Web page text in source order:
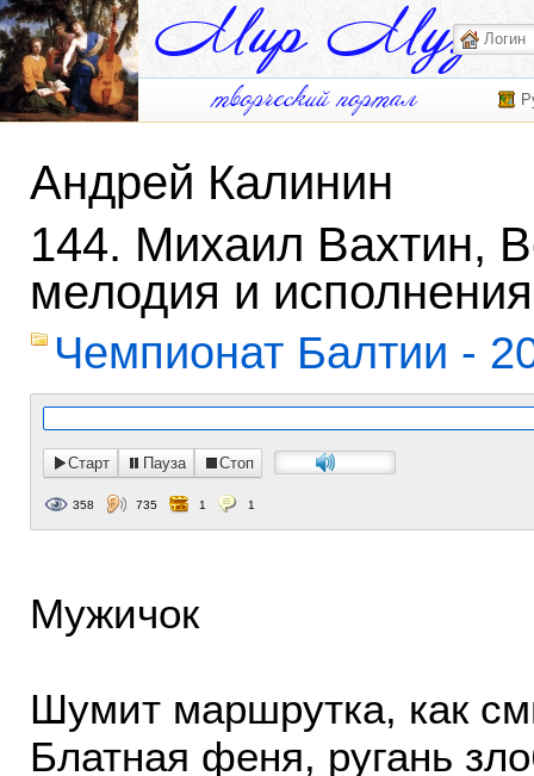
Андрей Калинин
144. Михаил Вахтин,
мелодия и
Чемпионат Балтии -
Старт Пауза Стоп
358 735 1 1
Мужичок
Шумит маршрутка, как
Блатная феня, ругань